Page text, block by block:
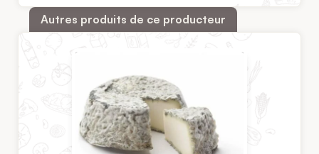
Autres produits de ce producteur